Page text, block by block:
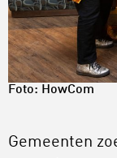
Foto: HowCom
Gemeenten